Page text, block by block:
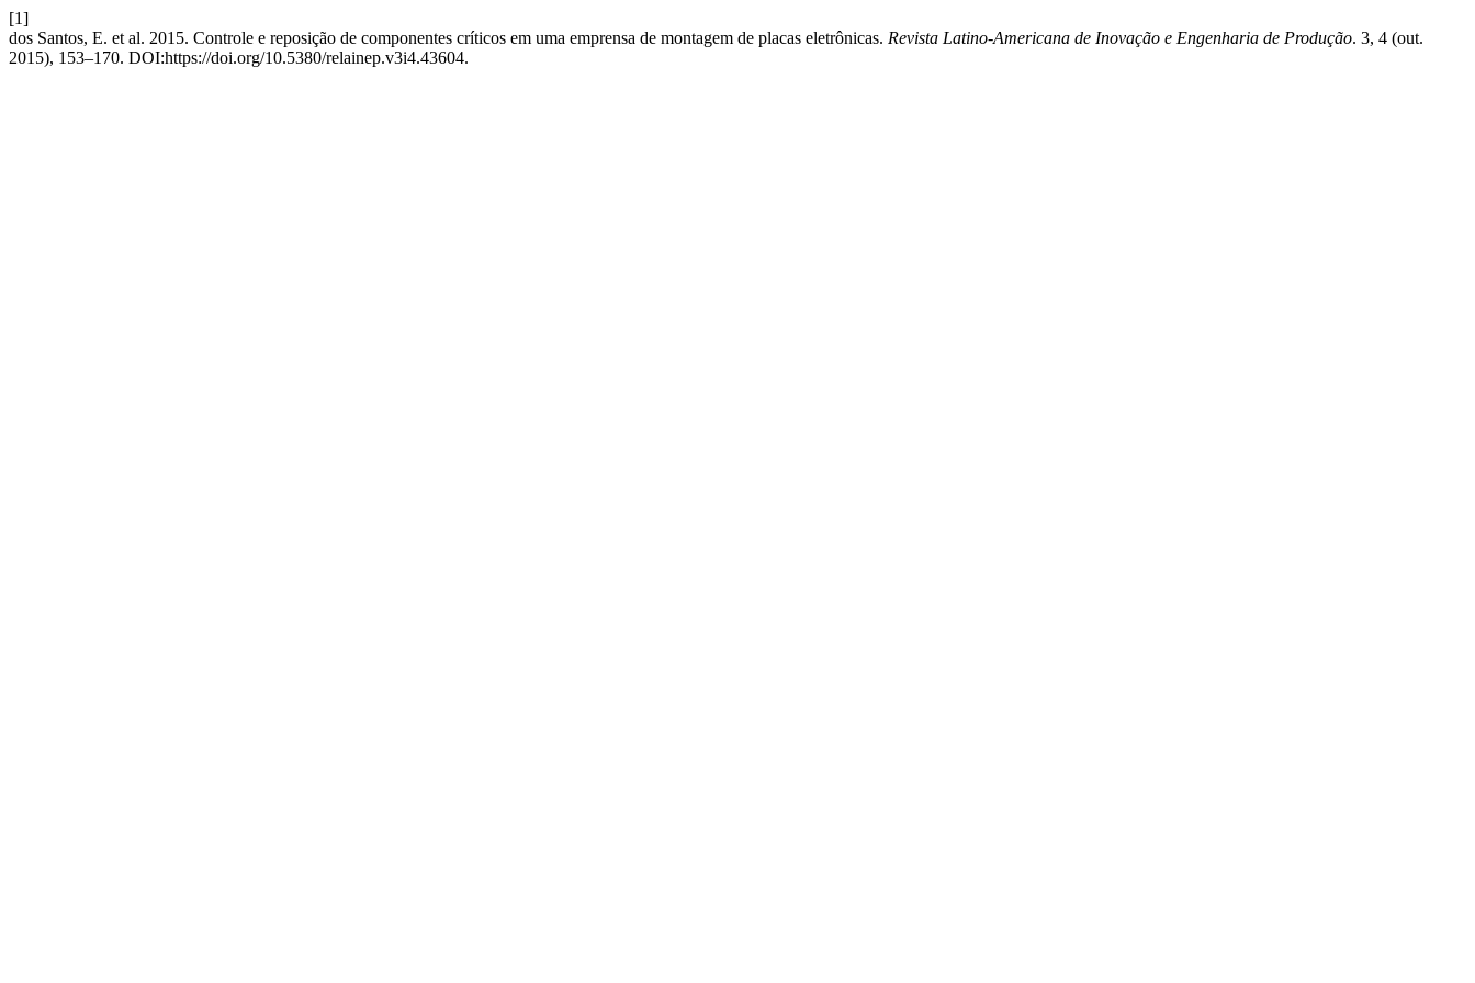
[1]
dos Santos, E. et al. 2015. Controle e reposição de componentes críticos em uma emprensa de montagem de placas eletrônicas. Revista Latino-Americana de Inovação e Engenharia de Produção. 3, 4 (out.
2015), 153–170. DOI:https://doi.org/10.5380/relainep.v3i4.43604.